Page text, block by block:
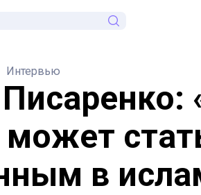
Интервью
может
в